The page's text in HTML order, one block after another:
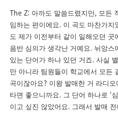
The Z: 아까도 말씀드렸지만, 모든
임하는 편이에요 . 이 곡도 마찬가지
도 제가 이전부터 같이 일해오던 곳
음반 심의가 생각난 거예요 . 뉘앙스
있는 단어가 하나 있던 거죠. 사실
만 아니라 팀원들이 학교에서 모든
곡이잖아요? 이왕 발매한 거 라디오
타면 좋으니까요 . 그 단어 하나로 ‘
이고 싶진 않았어요 . 그래서 발매